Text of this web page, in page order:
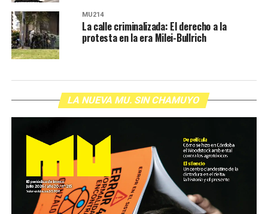
MU214
La calle criminalizada: El derecho a la
protesta en la era Milei-Bullrich
LA NUEVA MU. SIN CHAMUYO